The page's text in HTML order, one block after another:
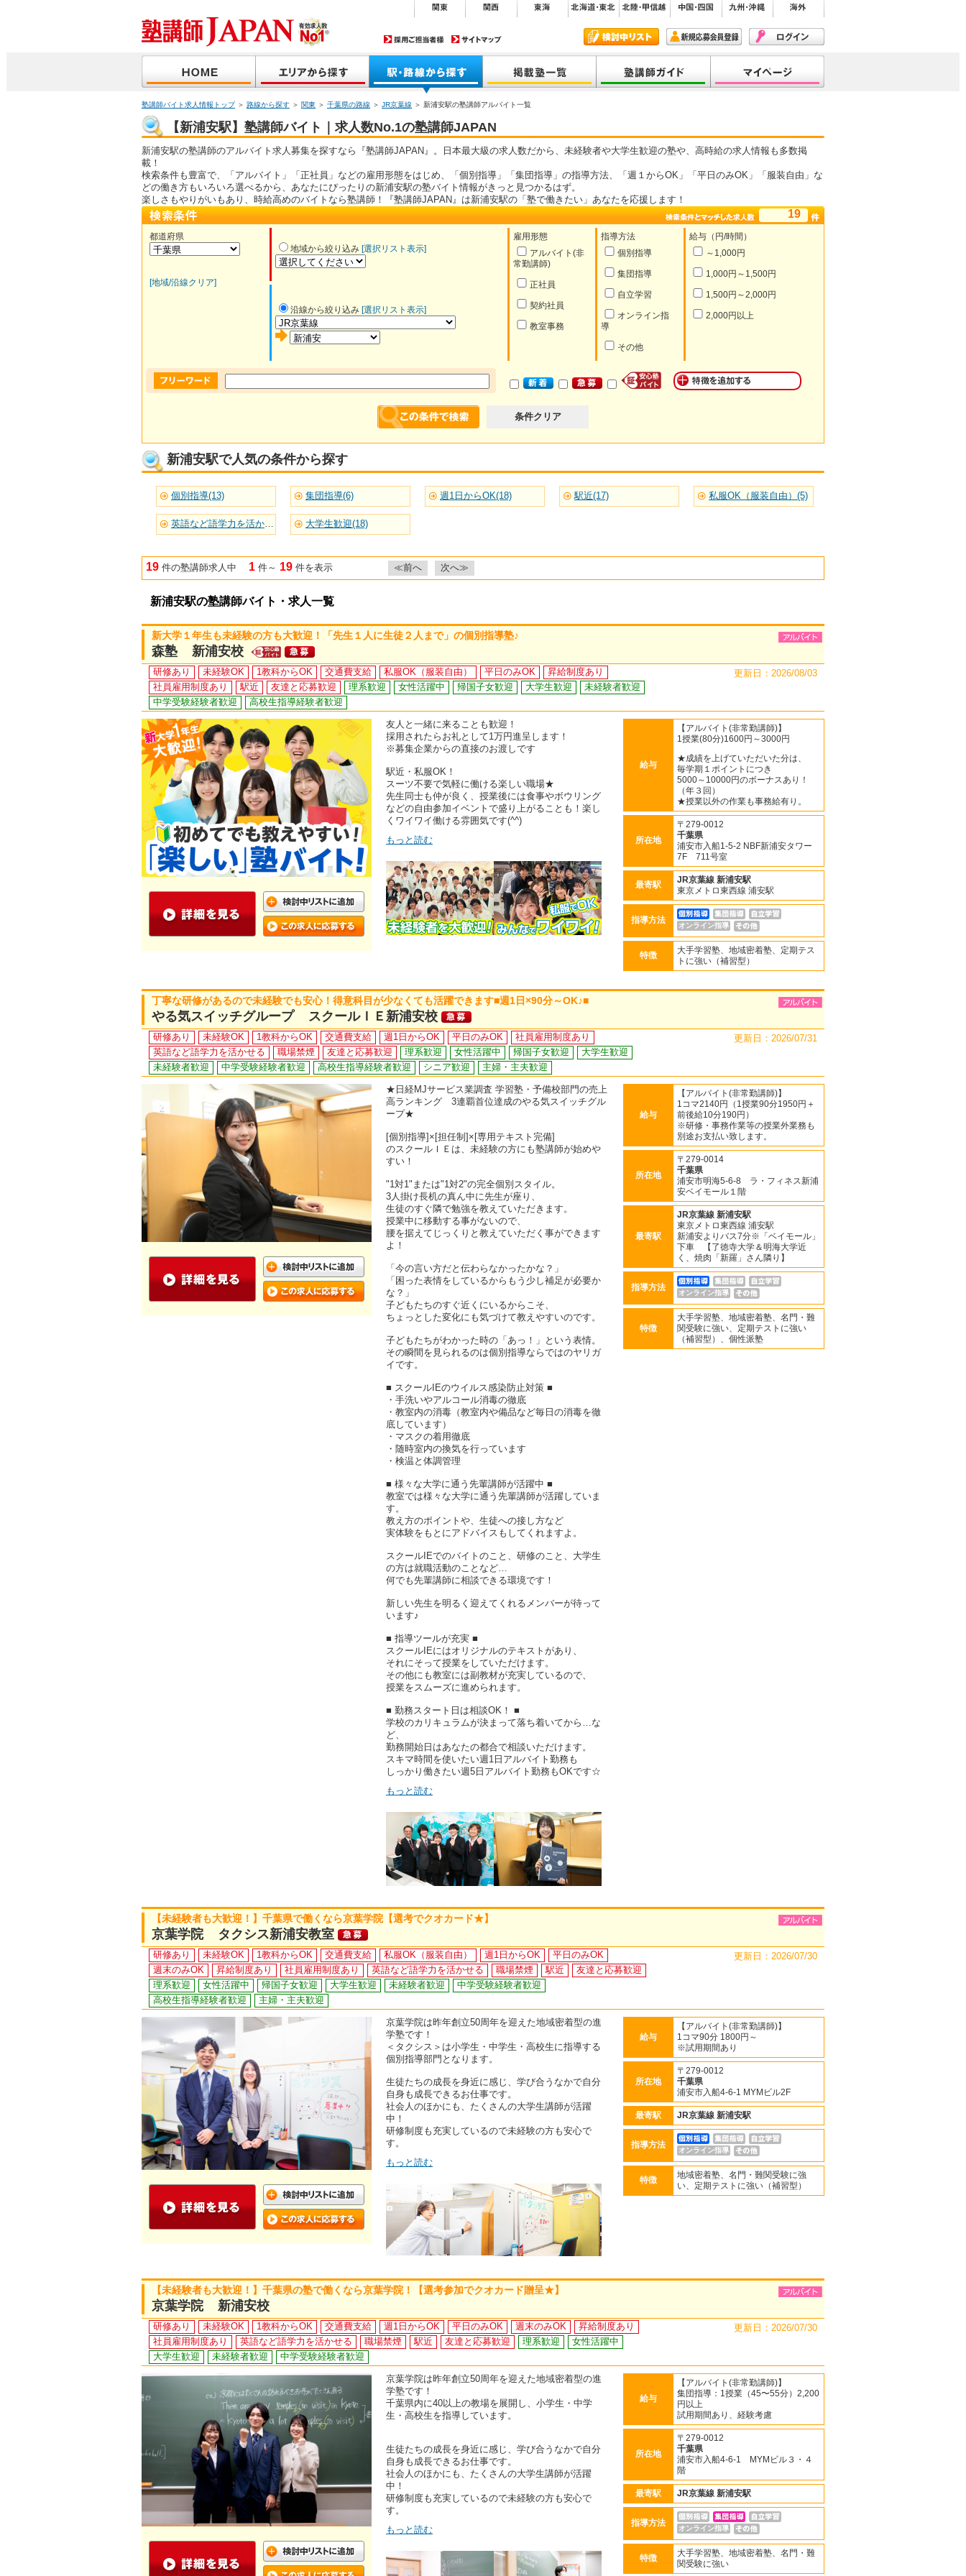
塾講師バイト求人情報トップ＞ 路線から探す ＞ 関東 ＞ 千葉県の路線 ＞ JR京葉線 ＞ 新浦安駅の塾講師アルバイト一覧
【新浦安駅】塾講師バイト｜求人数No.1の塾講師JAPAN
新浦安駅の塾講師のアルバイト求人募集を探すなら『塾講師JAPAN』。日本最大級の求人数だから、未経験者や大学生歓迎の塾や、高時給の求人情報も多数掲
載！
検索条件も豊富で、「アルバイト」「正社員」などの雇用形態をはじめ、「個別指導」「集団指導」の指導方法、「週１からOK」「平日のみOK」「服装自由」な
どの働き方もいろいろ選べるから、あなたにぴったりの新浦安駅の塾バイト情報がきっと見つかるはず。
楽しさもやりがいもあり、時給高めのバイトなら塾講師！『塾講師JAPAN』は新浦安駅の「塾で働きたい」あなたを応援します！
19
都道府県
[地域/沿線クリア]
地域から絞り込み [選択リスト表示]
雇用形態
アルバイト(非
常勤講師)
正社員
契約社員
教室事務
指導方法
個別指導
集団指導
自立学習
オンライン指
導
その他
給与（円/時間）
～1,000円
1,000円～1,500円
1,500円～2,000円
2,000円以上
沿線から絞り込み [選択リスト表示]
条件クリア
新浦安駅で人気の条件から探す
個別指導(13) 集団指導(6) 週1日からOK(18) 駅近(17) 私服OK（服装自由）(5)
英語など語学力を活かせる(12) 大学生歓迎(18)
19 件の塾講師求人中 1 件～ 19 件を表示 ≪前へ 次へ≫
新浦安駅の塾講師バイト・求人一覧
新大学１年生も未経験の方も大歓迎！「先生１人に生徒２人まで」の個別指導塾♪
森塾 新浦安校
研修あり 未経験OK 1教科からOK 交通費支給 私服OK（服装自由） 平日のみOK
昇給制度あり
社員雇用制度あり
駅近 友達と応募歓迎 理系歓迎 女性活躍中 帰国子女歓迎 大学生歓迎
未経験者歓迎
中学受験経験者歓迎
高校生指導経験者歓迎
更新日：2026/08/03
友人と一緒に来ることも歓迎！
採用されたらお礼として1万円進呈します！
※募集企業からの直接のお渡しです
駅近・私服OK！
スーツ不要で気軽に働ける楽しい職場★
先生同士も仲が良く、授業後には食事やボウリング
などの自由参加イベントで盛り上がることも！楽し
くワイワイ働ける雰囲気です(^^)
もっと読む
給与
【アルバイト(非常勤講師)】
1授業(80分)1600円～3000円
★成績を上げていただいた分は、
毎学期１ポイントにつき
5000～10000円のボーナスあり！
（年３回）
★授業以外の作業も事務給有り。
所在地
〒279-0012
千葉県
浦安市入船1-5-2 NBF新浦安タワー
7F 711号室
最寄駅
JR京葉線 新浦安駅
東京メトロ東西線 浦安駅
指導方法
オンライン指導
特徴
大手学習塾、地域密着塾、定期テス
トに強い（補習型）
丁寧な研修があるので未経験でも安心！得意科目が少なくても活躍できます■週1日×90分～OK♪■
やる気スイッチグループ スクールＩＥ新浦安校
研修あり 未経験OK 1教科からOK 交通費支給 週1日からOK 平日のみOK
社員雇用制度あり
英語など語学力を活かせる
職場禁煙 友達と応募歓迎 理系歓迎 女性活躍中 帰国子女歓迎
大学生歓迎
未経験者歓迎
中学受験経験者歓迎 高校生指導経験者歓迎 シニア歓迎 主婦・主夫歓迎
更新日：2026/07/31
★日経MJサービス業調査 学習塾・予備校部門の売上
高ランキング 3連覇首位達成のやる気スイッチグル
ープ★
[個別指導]×[担任制]×[専用テキスト完備]
のスクールＩＥは、未経験の方にも塾講師が始めや
すい！
"1対1"または"1対2"の完全個別スタイル。
3人掛け長机の真ん中に先生が座り、
生徒のすぐ隣で勉強を教えていただきます。
授業中に移動する事がないので、
腰を据えてじっくりと教えていただく事ができます
よ！
「今の言い方だと伝わらなかったかな？」
「困った表情をしているからもう少し補足が必要か
な？」
子どもたちのすぐ近くにいるからこそ、
ちょっとした変化にも気づけて教えやすいのです。
子どもたちがわかった時の「あっ！」という表情。
その瞬間を見られるのは個別指導ならではのヤリガ
イです。
■ スクールIEのウイルス感染防止対策 ■
・手洗いやアルコール消毒の徹底
・教室内の消毒（教室内や備品など毎日の消毒を徹
底しています）
・マスクの着用徹底
・随時室内の換気を行っています
・検温と体調管理
■ 様々な大学に通う先輩講師が活躍中 ■
教室では様々な大学に通う先輩講師が活躍していま
す。
教え方のポイントや、生徒への接し方など
実体験をもとにアドバイスもしてくれますよ。
スクールIEでのバイトのこと、研修のこと、大学生
の方は就職活動のことなど…
何でも先輩講師に相談できる環境です！
新しい先生を明るく迎えてくれるメンバーが待って
います♪
■ 指導ツールが充実 ■
スクールIEにはオリジナルのテキストがあり、
それにそって授業をしていただけます。
その他にも教室には副教材が充実しているので、
授業をスムーズに進められます。
■ 勤務スタート日は相談OK！ ■
学校のカリキュラムが決まって落ち着いてから…な
ど、
勤務開始日はあなたの都合で相談いただけます。
スキマ時間を使いたい週1日アルバイト勤務も
しっかり働きたい週5日アルバイト勤務もOKです☆
もっと読む
給与
【アルバイト(非常勤講師)】
1コマ2140円（1授業90分1950円＋
前後給10分190円）
※研修・事務作業等の授業外業務も
別途お支払い致します。
所在地
〒279-0014
千葉県
浦安市明海5-6-8 ラ・フィネス新浦
安ベイモール１階
最寄駅
JR京葉線 新浦安駅
東京メトロ東西線 浦安駅
新浦安よりバス7分※「ベイモール」
下車 【了徳寺大学＆明海大学近
く、焼肉「新羅」さん隣り】
指導方法
オンライン指導
特徴
大手学習塾、地域密着塾、名門・難
関受験に強い、定期テストに強い
（補習型）、個性派塾
【未経験者も大歓迎！】千葉県で働くなら京葉学院【選考でクオカード★】
京葉学院 タクシス新浦安教室
研修あり 未経験OK 1教科からOK 交通費支給 私服OK（服装自由） 週1日からOK
平日のみOK
週末のみOK
昇給制度あり 社員雇用制度あり 英語など語学力を活かせる 職場禁煙 駅近
友達と応募歓迎
理系歓迎
女性活躍中 帰国子女歓迎 大学生歓迎 未経験者歓迎
中学受験経験者歓迎
高校生指導経験者歓迎
主婦・主夫歓迎
更新日：2026/07/30
京葉学院は昨年創立50周年を迎えた地域密着型の進
学塾です！
＜タクシス＞は小学生・中学生・高校生に指導する
個別指導部門となります。
生徒たちの成長を身近に感じ、学び合うなかで自分
自身も成長できるお仕事です。
社会人のほかにも、たくさんの大学生講師が活躍
中！
研修制度も充実しているので未経験の方も安心で
す。
もっと読む
給与
【アルバイト(非常勤講師)】
1コマ90分 1800円～
※試用期間あり
所在地
〒279-0012
千葉県
浦安市入船4-6-1 MYMビル2F
最寄駅 JR京葉線 新浦安駅
指導方法
オンライン指導
特徴
地域密着塾、名門・難関受験に強
い、定期テストに強い（補習型）
【未経験者も大歓迎！】千葉県の塾で働くなら京葉学院！【選考参加でクオカード贈呈★】
京葉学院 新浦安校
研修あり 未経験OK 1教科からOK 交通費支給 週1日からOK 平日のみOK 週末のみOK
昇給制度あり
社員雇用制度あり
英語など語学力を活かせる 職場禁煙 駅近 友達と応募歓迎 理系歓迎
女性活躍中
大学生歓迎
未経験者歓迎 中学受験経験者歓迎
更新日：2026/07/30
京葉学院は昨年創立50周年を迎えた地域密着型の進
学塾です！
千葉県内に40以上の教場を展開し、小学生・中学
生・高校生を指導しています。
生徒たちの成長を身近に感じ、学び合うなかで自分
自身も成長できるお仕事です。
社会人のほかにも、たくさんの大学生講師が活躍
中！
研修制度も充実しているので未経験の方も安心で
す。
もっと読む
給与
【アルバイト(非常勤講師)】
集団指導：1授業（45〜55分）2,200
円以上
試用期間あり、経験考慮
所在地
〒279-0012
千葉県
浦安市入船4-6-1 MYMビル３・４
階
最寄駅 JR京葉線 新浦安駅
指導方法
オンライン指導
特徴
大手学習塾、地域密着塾、名門・難
関受験に強い